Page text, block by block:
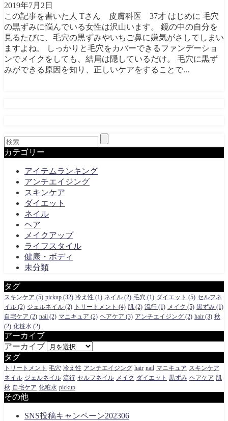
2019年7月2日
この記事を書いた人 Tさん 皮膚科医 37才 はじめに 毛穴
の黒ずみに悩んでいる女性は沢山います。 鏡の中の自分を
見るたびに、毛穴の黒ずみやいちご鼻に嫌気がさしてしまい
ますよね。 しっかりと毛穴をカバーできるファンデーショ
ンでメイクをしても、結局は隠しているだけ。 毛穴に黒ず
みができる原因を知り、正しいケアをすることで...
カテゴリー
アイテムランキング
アンチエイジング
スキンケア
ダイエット
ネイル
ヘア
メイクアップ
ライフスタイル
健康・ボディ
未分類
タグ
スキンケア (5) pickup (32) 冷え性 (1) ネイル (2) 毛穴 (1) ダイエット (5) セルフネ
イル (2) ジェルネイル (2) トリートメント (4) 肌 (2) 流行 (1) メイク (5) 黒ずみ (1)
自宅ケア (2) nail (2) マニキュア (2) ヘアケア (3) アンチエイジング (2) hair (3) 秋
(2) 化粧水 (2)
アーカイブ
アーカイブ
タグ
トリートメント 毛穴 冷え性 アンチエイジング hair nail マニキュア スキンケア
ネイル ジェルネイル 流行 セルフネイル メイク ダイエット 黒ずみ ヘアケア 肌
秋 自宅ケア 化粧水 pickup
その他
SNS投稿キャンペーン202306